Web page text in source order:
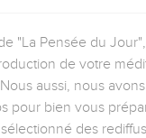
"La Pensée du
de votre
aussi, nous
pour bien vous
des